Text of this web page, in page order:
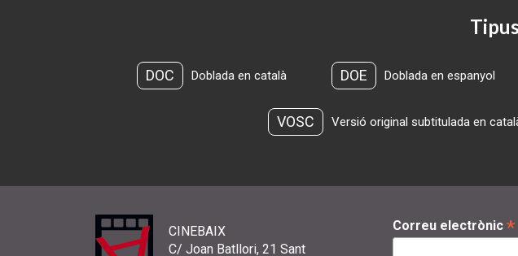
DOC Doblada en català DOE Doblada en espanyol
VOSC Versió original subtitulada en
CINEBAIX
C/ Joan Batllori, 21 Sant
Correu electrònic *